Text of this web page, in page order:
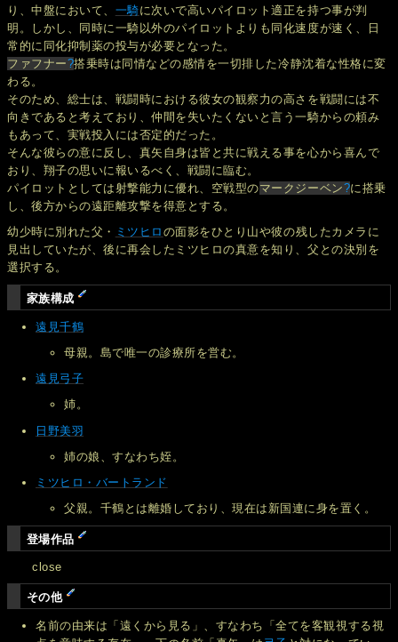
り、中盤において、 一騎に次いで高いパイロット適正を持つ事が判
明。しかし、同時に一騎以外のパイロットよりも同化速度が速く、日
常的に同化抑制薬の投与が必要となった。
ファフナー?搭乗時は同情などの感情を一切排した冷静沈着な性格に変
わる。
そのため、総士は、戦闘時における彼女の観察力の高さを戦闘には不
向きであると考えており、仲間を失いたくないと言う一騎からの頼み
もあって、実戦投入には否定的だった。
そんな彼らの意に反し、真矢自身は皆と共に戦える事を心から喜んで
おり、翔子の思いに報いるべく、戦闘に臨む。
パイロットとしては射撃能力に優れ、空戦型のマークジーベン?に搭乗
し、後方からの遠距離攻撃を得意とする。
幼少時に別れた父・ ミツヒロ の面影をひとり山や彼の残したカメラに
見出していたが、後に再会したミツヒロの真意を知り、父との決別を
選択する。
家族構成
遠見千鶴
母親。島で唯一の診療所を営む。
遠見弓子
姉。
日野美羽
姉の娘、すなわち姪。
ミツヒロ・バートランド
父親。千鶴とは離婚しており、現在は新国連に身を置く。
登場作品
close
その他
名前の由来は「遠くから見る」、すなわち「全てを客観視する視